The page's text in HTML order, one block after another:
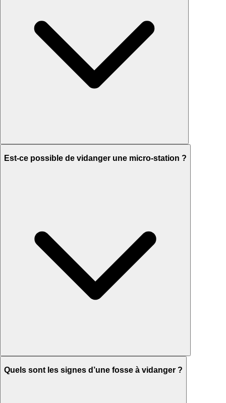
Est-ce possible de vidanger une micro-station ?
Quels sont les signes d’une fosse à vidanger ?